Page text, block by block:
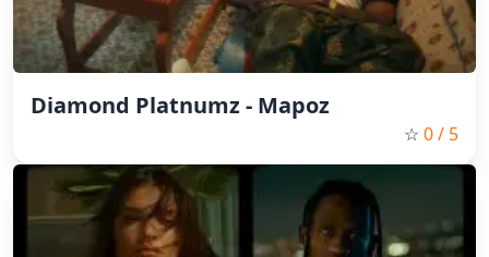
Diamond Platnumz - Mapoz
☆ 0/ 5